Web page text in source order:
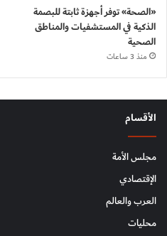
«الصحة» توفر أجهزة ثابتة للبصمة
الذكية في المستشفيات والمناطق
الصحية
منذ 3 ساعات
الأقسام
مجلس الأمة
الإقتصادي
العرب والعالم
محليات